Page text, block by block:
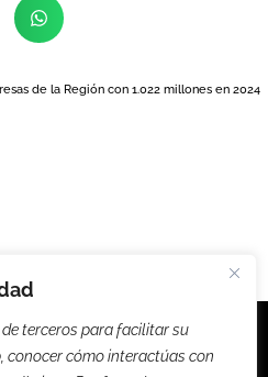
terceros para facilitar su
conocer cómo interactúas con
de la Región con 1.022 millones en 2024